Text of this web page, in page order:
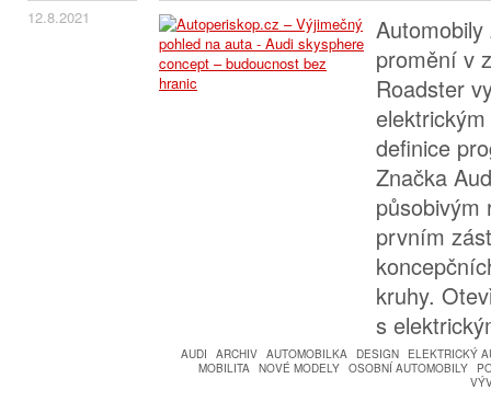
12.8.2021
promění v
Roadster
definice
Značka
působivým
prvním
kruhy.
s
AUDI ARCHIV AUTOMOBILKA DESIGN
ELEKTRICKÝ
MOBILITA NOVÉ MODELY OSOBNÍ AUTOMOBILY